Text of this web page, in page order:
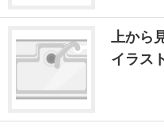
上から
イラス